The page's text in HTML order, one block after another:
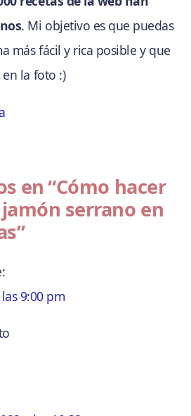
. Mi objetivo es que puedas
más fácil y rica posible y que
la foto :)
en“Cómo hacer
serrano en
9:00 pm